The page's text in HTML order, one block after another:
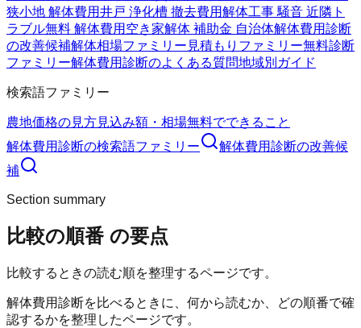
狭小地 解体費用井戸 浄化槽 撤去費用解体工事 騒音 近隣ト
ラブル無料 解体費用 空き家解体 補助金 自治体解体費用診断
の改善候補解体相場ファミリー 見積もりファミリー無料診断
ファミリー解体費用診断のよくある質問地域別ガイド
検索語ファミリー
農地価格の見方見込み額・相場無料でできること
解体費用診断の検索語ファミリー 解体費用診断の改善候
補
Section summary
比較の順番 の要点
比較するときの読む順を整理するページです。
解体費用診断を比べるときに、何から読むか、どの順番で確
認するかを整理したページです。